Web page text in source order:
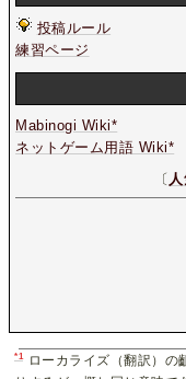
投稿ルール
練習ページ
Mabinogi Wiki*
ネットゲーム用語 Wiki*
〔
*1
ローカライズ（翻訳）の